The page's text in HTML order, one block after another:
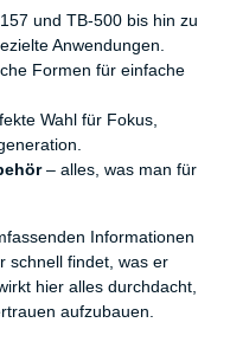
und TB-500 bis hin zu
Anwendungen.
Formen für einfache
Wahl für Fokus,
– alles, was man für
Informationen
schnell findet, was er
hier alles durchdacht,
aufzubauen.